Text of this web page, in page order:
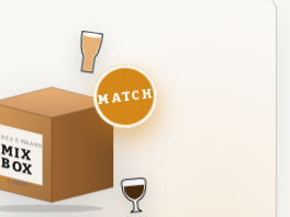
DEZE MAAND
MIX
BOX
8 BIEREN
MATCH